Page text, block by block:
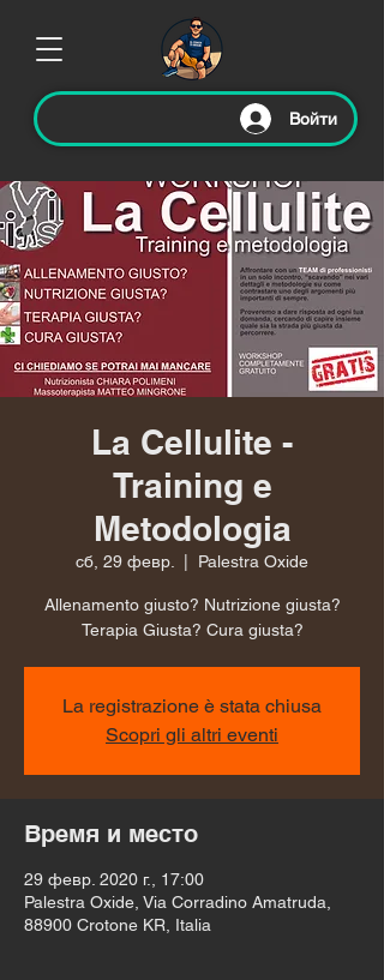
Войти
La Cellulite -
Training e
Metodologia
сб, 29 февр. Palestra Oxide
Allenamento giusto? Nutrizione giusta?
Terapia Giusta? Cura giusta?
La registrazione è stata chiusa
Scopri gli altri eventi
Время и место
29 февр. 2020 г., 17:00
Palestra Oxide, Via Corradino Amatruda,
88900 Crotone KR, Italia